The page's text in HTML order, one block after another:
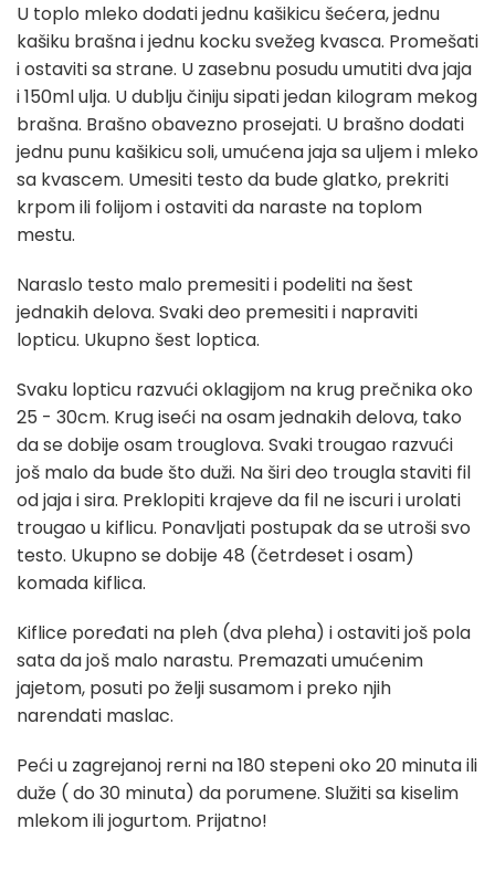
U toplo mleko dodati jednu kašikicu šećera, jednu
kašiku brašna i jednu kocku svežeg kvasca. Promešati
i ostaviti sa strane. U zasebnu posudu umutiti dva jaja
i 150ml ulja. U dublju činiju sipati jedan kilogram mekog
brašna. Brašno obavezno prosejati. U brašno dodati
jednu punu kašikicu soli, umućena jaja sa uljem i mleko
sa kvascem. Umesiti testo da bude glatko, prekriti
krpom ili folijom i ostaviti da naraste na toplom
mestu.
Naraslo testo malo premesiti i podeliti na šest
jednakih delova. Svaki deo premesiti i napraviti
lopticu. Ukupno šest loptica.
Svaku lopticu razvući oklagijom na krug prečnika oko
25 - 30cm. Krug iseći na osam jednakih delova, tako
da se dobije osam trouglova. Svaki trougao razvući
još malo da bude što duži. Na širi deo trougla staviti fil
od jaja i sira. Preklopiti krajeve da fil ne iscuri i urolati
trougao u kiflicu. Ponavljati postupak da se utroši svo
testo. Ukupno se dobije 48 (četrdeset i osam)
komada kiflica.
Kiflice poređati na pleh (dva pleha) i ostaviti još pola
sata da još malo narastu. Premazati umućenim
jajetom, posuti po želji susamom i preko njih
narendati maslac.
Peći u zagrejanoj rerni na 180 stepeni oko 20 minuta ili
duže ( do 30 minuta) da porumene. Služiti sa kiselim
mlekom ili jogurtom. Prijatno!